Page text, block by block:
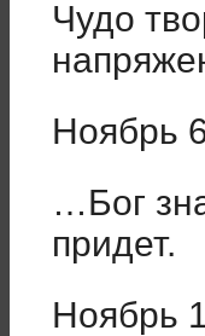
Чудо
Ноябрь
…Бог
придет.
Ноябрь